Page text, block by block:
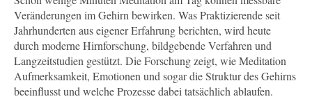
Veränderungen im Gehirn bewirken. Was Praktizierende seit
Jahrhunderten aus eigener Erfahrung berichten, wird heute
durch moderne Hirnforschung, bildgebende Verfahren und
Langzeitstudien gestützt. Die Forschung zeigt, wie Meditation
Aufmerksamkeit, Emotionen und sogar die Struktur des Gehirns
beeinflusst und welche Prozesse dabei tatsächlich ablaufen.